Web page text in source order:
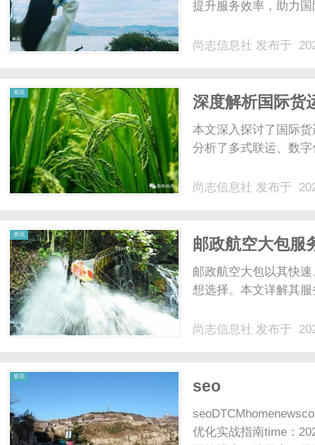
提升服务效率，助力
尚志信息社 发布于
资讯
深度解析国际货
本文深入探讨了国际
分析了多式联运、数
尚志信息社 发布于
资讯
邮政航空大包服
邮政航空大包以其快
想选择。本文详解其
尚志信息社 发布于
资讯
seo
优化实战指南time：